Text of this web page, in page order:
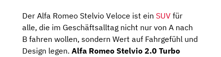
Der Alfa Romeo Stelvio Veloce ist ein SUV für
alle, die im Geschäftsalltag nicht nur von A nach
B fahren wollen, sondern Wert auf Fahrgefühl und
Design legen. Alfa Romeo Stelvio 2.0 Turbo